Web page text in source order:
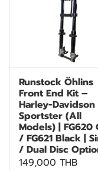
Runstock Öhlins
Front End Kit –
Harley-Davidson
Sportster (All
Models) | FG620
/ FG621 Black |
/ Dual Disc
149,000 THB